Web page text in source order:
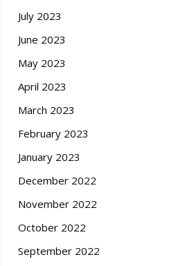
July 2023
June 2023
May 2023
April 2023
March 2023
February 2023
January 2023
December 2022
November 2022
October 2022
September 2022